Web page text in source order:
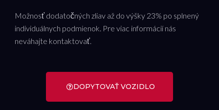
Možnosť dodatočných zliav až do výšky 23% po splnený
individuálnych podmienok. Pre viac informácií nás
neváhajte kontaktovať.
DOPYTOVAŤ VOZIDLO